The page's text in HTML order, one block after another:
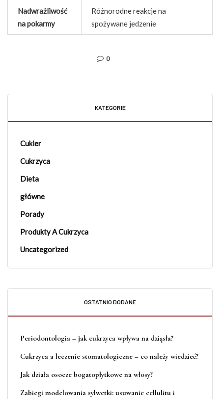
Nadwrażliwość
na pokarmy
Różnorodne reakcje na
spożywane jedzenie
0
KATEGORIE
Cukier
Cukrzyca
Dieta
główne
Porady
Produkty A Cukrzyca
Uncategorized
OSTATNIO DODANE
Periodontologia – jak cukrzyca wpływa na dziąsła?
Cukrzyca a leczenie stomatologiczne – co należy wiedzieć?
Jak działa osocze bogatopłytkowe na włosy?
Zabiegi modelowania sylwetki: usuwanie cellulitu i